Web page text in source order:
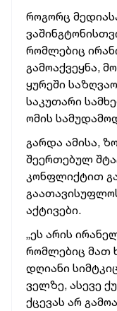
როგორც
რომლებიც
გამოაქვეყნა,
ყურეში
საკუთარი
ომის
გარდა ამისა,
შეერთებულ
კონფლიქტით
აქტივები.
„ეს არის
რომლებიც მათ
დღიანი
ველზე, ასევე
ქცევას არ